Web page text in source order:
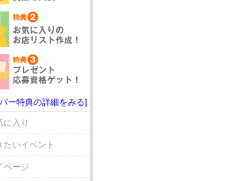
ー特典の詳細をみる]
に入り
たいイベント
ページ